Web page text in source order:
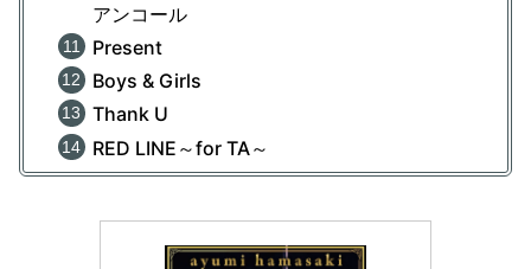
アンコール
Present
Boys & Girls
Thank U
RED LINE～for TA～